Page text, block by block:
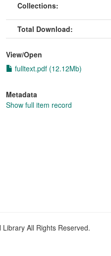
Collections:
Total Download:
View/Open
fulltext.pdf (12.12Mb)
Metadata
Show full item record
All Rights Reserved.